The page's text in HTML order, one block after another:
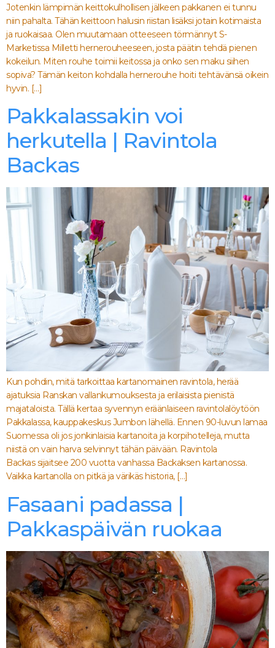
Jotenkin lämpimän keittokulhollisen jälkeen pakkanen ei tunnu
niin pahalta. Tähän keittoon halusin riistan lisäksi jotain kotimaista
ja ruokaisaa. Olen muutamaan otteeseen törmännyt S-
Marketissa Milletti hernerouheeseen, josta päätin tehdä pienen
kokeilun. Miten rouhe toimii keitossa ja onko sen maku siihen
sopiva? Tämän keiton kohdalla hernerouhe hoiti tehtävänsä oikein
hyvin. […]
Pakkalassakin voi
herkutella | Ravintola
Backas
Kun pohdin, mitä tarkoittaa kartanomainen ravintola, herää
ajatuksia Ranskan vallankumouksesta ja erilaisista pienistä
majataloista. Tällä kertaa syvennyn eräänlaiseen ravintolalöytöön
Pakkalassa, kauppakeskus Jumbon lähellä. Ennen 90-luvun lamaa
Suomessa oli jos jonkinlaisia kartanoita ja korpihotelleja, mutta
niistä on vain harva selvinnyt tähän päivään. Ravintola
Backas sijaitsee 200 vuotta vanhassa Backaksen kartanossa.
Vaikka kartanolla on pitkä ja värikäs historia, […]
Fasaani padassa |
Pakkaspäivän ruokaa